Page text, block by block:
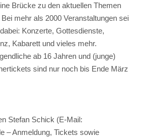
Brücke zu den aktuellen Themen
mehr als 2000 Veranstaltungen sei
Konzerte, Gottesdienste,
Kabarett und vieles mehr.
ab 16 Jahren und (junge)
sind nur noch bis Ende März
Stefan Schick (E-Mail:
– Anmeldung, Tickets sowie